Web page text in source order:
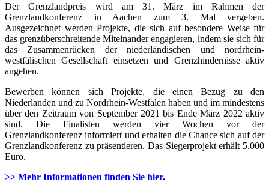
Der Grenzlandpreis wird am 31. März im Rahmen der
Grenzlandkonferenz in Aachen zum 3. Mal vergeben.
Ausgezeichnet werden Projekte, die sich auf besondere Weise für
das grenzüberschreitende Miteinander engagieren, indem sie sich für
das Zusammenrücken der niederländischen und nordrhein-
westfälischen Gesellschaft einsetzen und Grenzhindernisse aktiv
angehen.
Bewerben können sich Projekte, die einen Bezug zu den
Niederlanden und zu Nordrhein-Westfalen haben und im mindestens
über den Zeitraum von September 2021 bis Ende März 2022 aktiv
sind. Die Finalisten werden vier Wochen vor der
Grenzlandkonferenz informiert und erhalten die Chance sich auf der
Grenzlandkonferenz zu präsentieren. Das Siegerprojekt erhält 5.000
Euro.
>> Mehr Informationen finden Sie hier.